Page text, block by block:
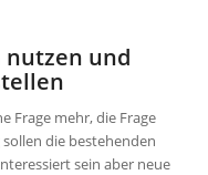
nutzen und
Frage mehr, die Frage
die bestehenden
sein aber neue